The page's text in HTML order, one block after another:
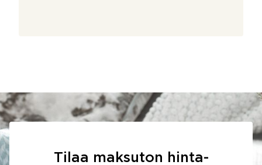
Tilaa maksuton hinta-